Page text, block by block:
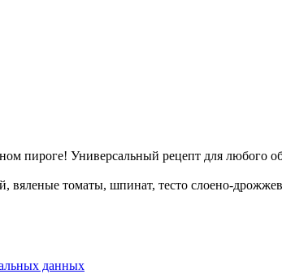
пироге! Универсальный рецепт для любого
томаты, шпинат, тесто слоено-
данных